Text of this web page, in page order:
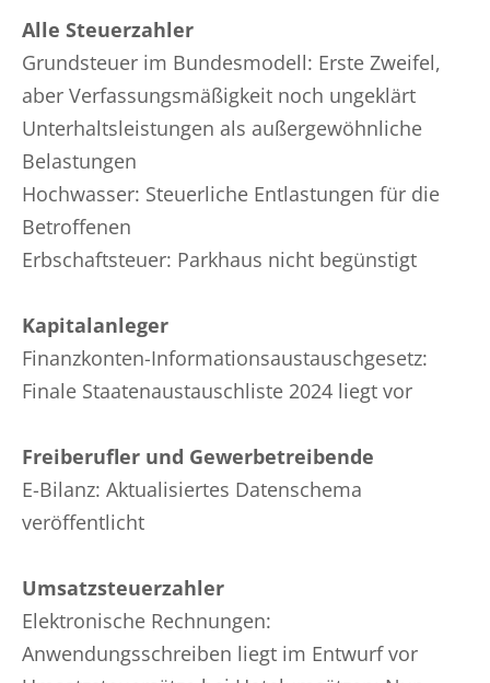
Alle Steuerzahler
Grundsteuer im Bundesmodell: Erste Zweifel,
aber Verfassungsmäßigkeit noch ungeklärt
Unterhaltsleistungen als außergewöhnliche
Belastungen
Hochwasser: Steuerliche Entlastungen für die
Betroffenen
Erbschaftsteuer: Parkhaus nicht begünstigt
Kapitalanleger
Finanzkonten-Informationsaustauschgesetz:
Finale Staatenaustauschliste 2024 liegt vor
Freiberufler und Gewerbetreibende
E-Bilanz: Aktualisiertes Datenschema
veröffentlicht
Umsatzsteuerzahler
Elektronische Rechnungen:
Anwendungsschreiben liegt im Entwurf vor